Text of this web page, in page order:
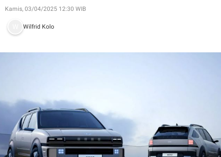
Kamis, 03/04/2025 12:30 WIB
Wilfrid Kolo